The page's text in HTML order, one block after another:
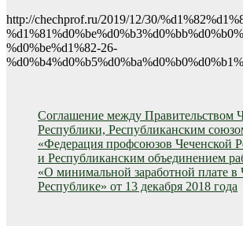
http://chechprof.ru/2019/12/30/
%d0%be%d1%82-26-
Соглашение между Правительством
Республики, Республиканским
«Федерация профсоюзов Чеченской
и Республиканским объединением
«О минимальной заработной плате в
Республике» от 13 декабря 2018 года